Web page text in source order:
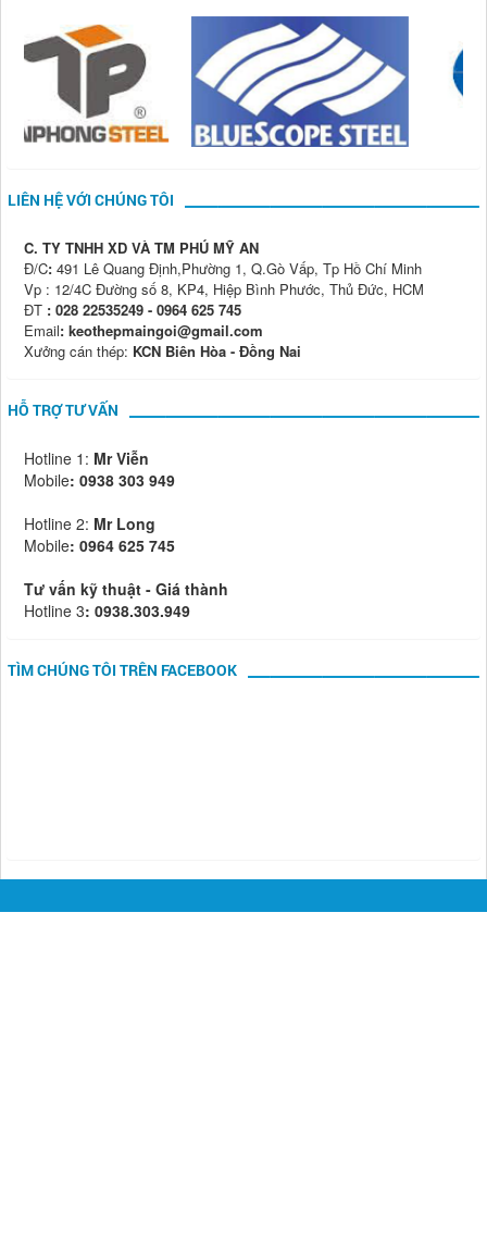
LIÊN HỆ VỚI CHÚNG TÔI
C. TY TNHH XD VÀ TM PHÚ MỸ AN
Đ/C: 491 Lê Quang Định,Phường 1, Q.Gò Vấp, Tp Hồ Chí Minh
Vp : 12/4C Đường số 8, KP4, Hiệp Bình Phước, Thủ Đức, HCM
ĐT : 028 22535249 - 0964 625 745
Email: keothepmaingoi@gmail.com
Xưởng cán thép: KCN Biên Hòa - Đồng Nai
HỖ TRỢ TƯ VẤN
Hotline 1: Mr Viễn
Mobile: 0938 303 949
Hotline 2: Mr Long
Mobile: 0964 625 745
Tư vấn kỹ thuật - Giá thành
Hotline 3: 0938.303.949
TÌM CHÚNG TÔI TRÊN FACEBOOK